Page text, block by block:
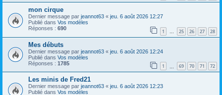
mon cirque
Dernier message par jeannot63 « jeu. 6 août 2026 12:27
Publié dans Vos modèles
Réponses : 690 1 … 25 26 27 28
Mes débuts
Dernier message par jeannot63 « jeu. 6 août 2026 12:24
Publié dans Vos modèles
Réponses : 1785 1 69 70 71 72
Les minis de Fred21
Dernier message par jeannot63 « jeu. 6 août 2026 12:23
Publié dans Vos modèles